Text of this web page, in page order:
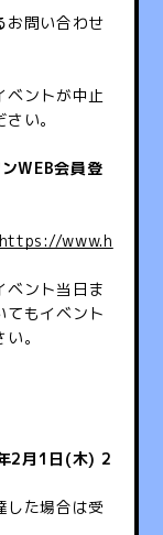
問い合わせ
ントが中止
い。
WEB会員登
https://www.h
ント当日ま
てもイベント
。
2月1日(木) 2
た場合は受